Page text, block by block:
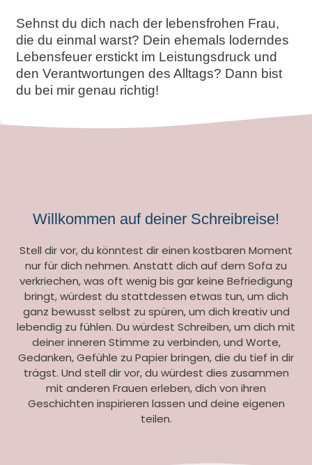
Sehnst du dich nach der lebensfrohen Frau,
die du einmal warst? Dein ehemals loderndes
Lebensfeuer erstickt im Leistungsdruck und
den Verantwortungen des Alltags? Dann bist
du bei mir genau richtig!
Willkommen auf deiner Schreibreise!
Stell dir vor, du könntest dir einen kostbaren Moment
nur für dich nehmen. Anstatt dich auf dem Sofa zu
verkriechen, was oft wenig bis gar keine Befriedigung
bringt, würdest du stattdessen etwas tun, um dich
ganz bewusst selbst zu spüren, um dich kreativ und
lebendig zu fühlen. Du würdest Schreiben, um dich mit
deiner inneren Stimme zu verbinden, und Worte,
Gedanken, Gefühle zu Papier bringen, die du tief in dir
trägst. Und stell dir vor, du würdest dies zusammen
mit anderen Frauen erleben, dich von ihren
Geschichten inspirieren lassen und deine eigenen
teilen.